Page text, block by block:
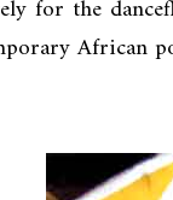
for the
African